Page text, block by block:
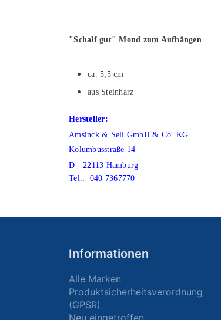
"Schalf gut" Mond zum Aufhängen
ca. 5,5 cm
aus Steinharz
Hersteller:
Amsinck & Sell GmbH & Co. KG
Kolumbusstraße 14
D - 22113 Hamburg
Tel.:
040 7367770
Informationen
Alle Marken
Produktsicherheitsverordnung
(GPSR)
Neu eingetroffen